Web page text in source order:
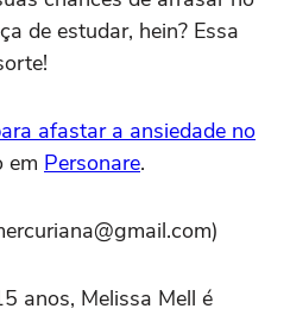
de estudar, hein? Essa
afastar a ansiedade no
em Personare.
anos, Melissa Mell é